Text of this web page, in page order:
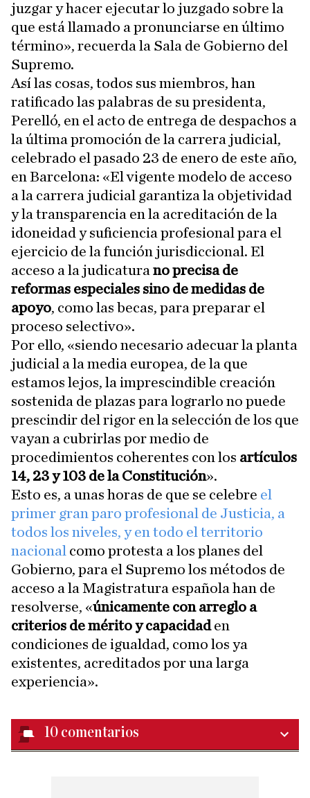
juzgar y hacer ejecutar lo juzgado sobre la
que está llamado a pronunciarse en último
término», recuerda la Sala de Gobierno del
Supremo.
Así las cosas, todos sus miembros, han
ratificado las palabras de su presidenta,
Perelló, en el acto de entrega de despachos a
la última promoción de la carrera judicial,
celebrado el pasado 23 de enero de este año,
en Barcelona: «El vigente modelo de acceso
a la carrera judicial garantiza la objetividad
y la transparencia en la acreditación de la
idoneidad y suficiencia profesional para el
ejercicio de la función jurisdiccional. El
acceso a la judicatura no precisa de
reformas especiales sino de medidas de
apoyo, como las becas, para preparar el
proceso selectivo».
Por ello, «siendo necesario adecuar la planta
judicial a la media europea, de la que
estamos lejos, la imprescindible creación
sostenida de plazas para lograrlo no puede
prescindir del rigor en la selección de los que
vayan a cubrirlas por medio de
procedimientos coherentes con los artículos
14, 23 y 103 de la Constitución».
Esto es, a unas horas de que se celebre el
primer gran paro profesional de Justicia, a
todos los niveles, y en todo el territorio
nacional como protesta a los planes del
Gobierno, para el Supremo los métodos de
acceso a la Magistratura española han de
resolverse, «únicamente con arreglo a
criterios de mérito y capacidaden
condiciones de igualdad, como los ya
existentes, acreditados por una larga
experiencia».
10 comentarios